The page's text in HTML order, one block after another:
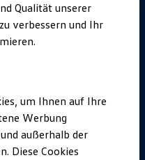
Qualität unserer
verbessern und Ihr
um Ihnen auf Ihre
Werbung
außerhalb der
Diese Cookies